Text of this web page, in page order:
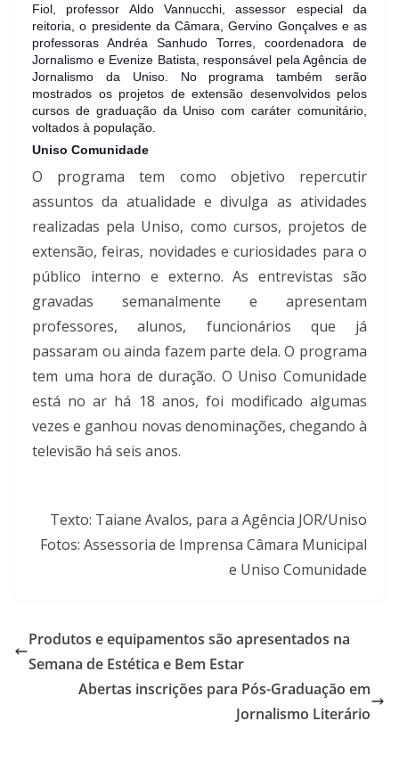
Fiol, professor Aldo Vannucchi, assessor especial da
reitoria, o presidente da Câmara, Gervino Gonçalves e as
professoras Andréa Sanhudo Torres, coordenadora de
Jornalismo e Evenize Batista, responsável pela Agência de
Jornalismo da Uniso. No programa também serão
mostrados os projetos de extensão desenvolvidos pelos
cursos de graduação da Uniso com caráter comunitário,
voltados à população.
Uniso Comunidade
O programa tem como objetivo repercutir
assuntos da atualidade e divulga as atividades
realizadas pela Uniso, como cursos, projetos de
extensão, feiras, novidades e curiosidades para o
público interno e externo. As entrevistas são
gravadas semanalmente e apresentam
professores, alunos, funcionários que já
passaram ou ainda fazem parte dela. O programa
tem uma hora de duração. O Uniso Comunidade
está no ar há 18 anos, foi modificado algumas
vezes e ganhou novas denominações, chegando à
televisão há seis anos.
Texto: Taiane Avalos, para a Agência JOR/Uniso
Fotos: Assessoria de Imprensa Câmara Municipal
e Uniso Comunidade
Produtos e equipamentos são apresentados na
Semana de Estética e Bem Estar
Abertas inscrições para Pós-Graduação em
Jornalismo Literário